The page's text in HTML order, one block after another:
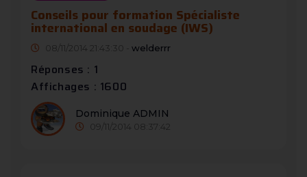
Conseils pour formation Spécialiste
international en soudage (IWS)
08/11/2014 21:43:30 - welderrr
Réponses : 1
Affichages : 1600
Dominique ADMIN
09/11/2014 08:37:42